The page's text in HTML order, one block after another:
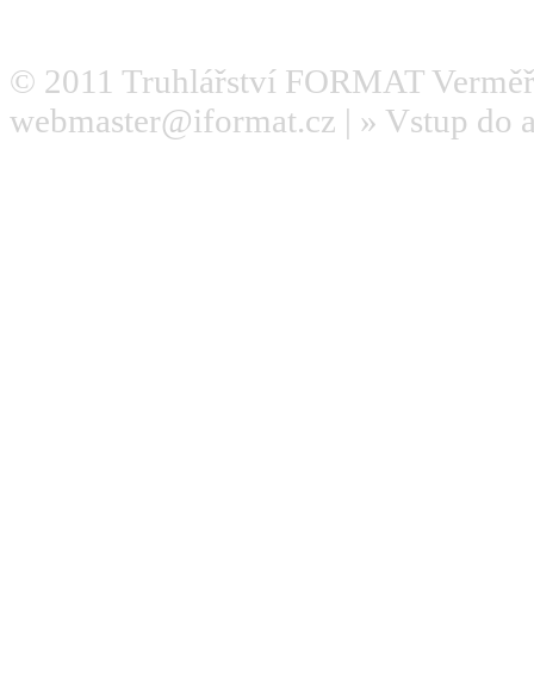
© 2011 Truhlářství FORMAT
webmaster@iformat.cz | » Vstup do